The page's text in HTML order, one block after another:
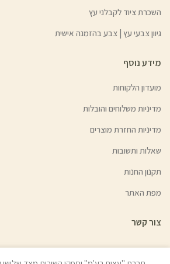
השכרת ציוד לקבלני עץ
גיוון צבעי עץ | צבע בהזמנה אישית
מידע נוסף
מועדון הלקוחות
מדיניות משלוחים והובלות
מדיניות החזרת מוצרים
שאלות ותשובות
תקנון החנות
מפת האתר
צור קשר